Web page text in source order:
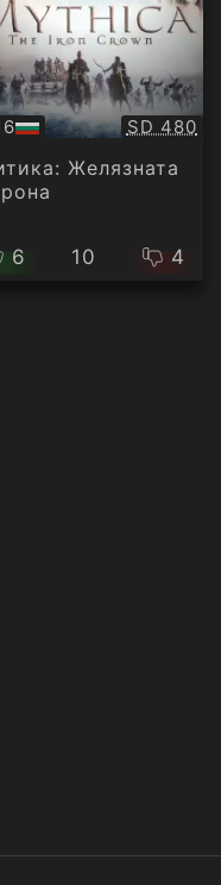
SD 480
Желязната
6 10 4